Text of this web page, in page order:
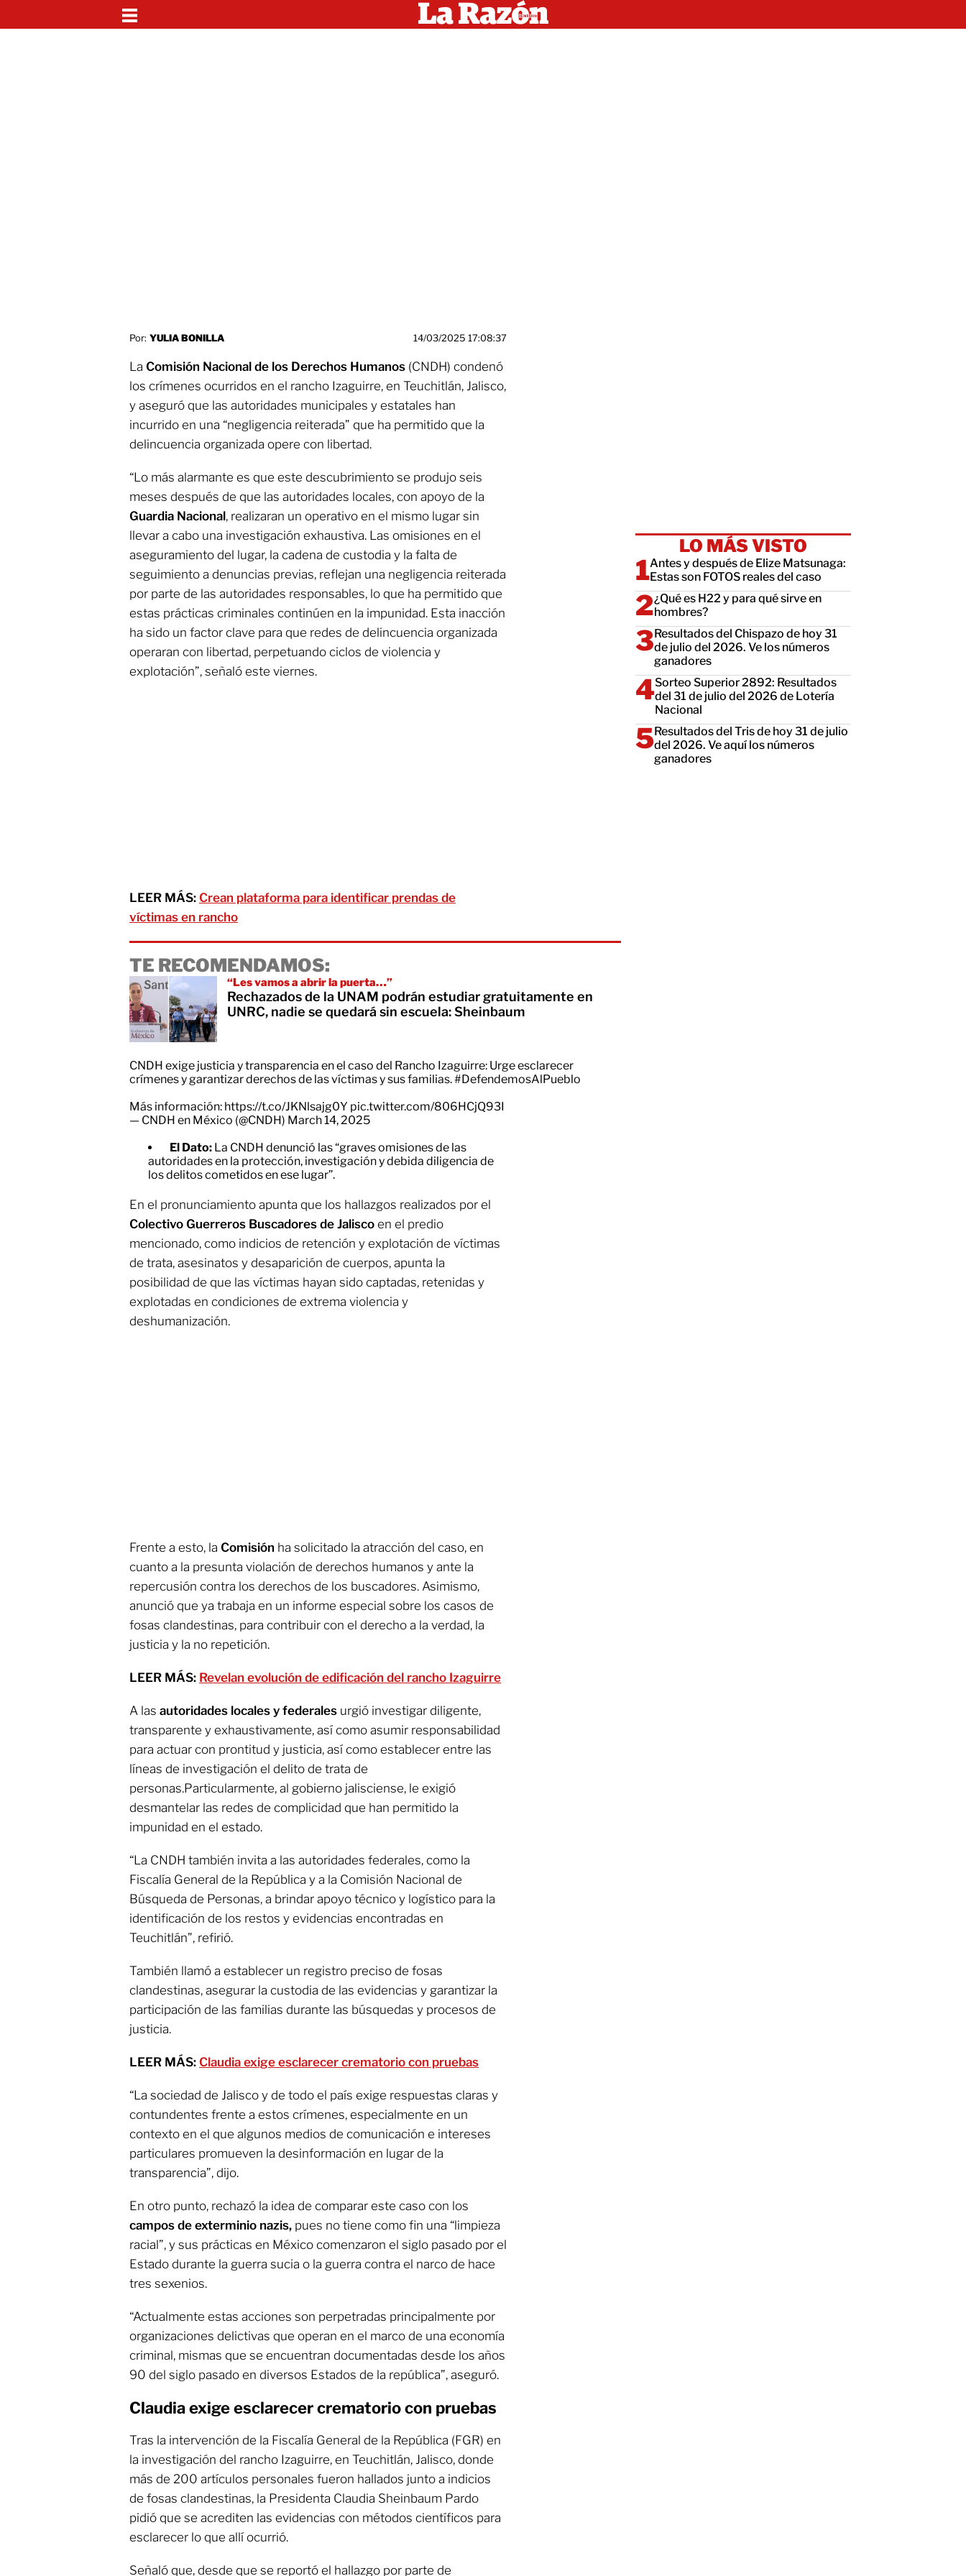
Por: YULIA BONILLA 14/03/2025 17:08:37
La Comisión Nacional de los Derechos Humanos (CNDH) condenó
los crímenes ocurridos en el rancho Izaguirre, en Teuchitlán, Jalisco,
y aseguró que las autoridades municipales y estatales han
incurrido en una “negligencia reiterada” que ha permitido que la
delincuencia organizada opere con libertad.
“Lo más alarmante es que este descubrimiento se produjo seis
meses después de que las autoridades locales, con apoyo de la
Guardia Nacional, realizaran un operativo en el mismo lugar sin
llevar a cabo una investigación exhaustiva. Las omisiones en el
aseguramiento del lugar, la cadena de custodia y la falta de
seguimiento a denuncias previas, reflejan una negligencia reiterada
por parte de las autoridades responsables, lo que ha permitido que
estas prácticas criminales continúen en la impunidad. Esta inacción
ha sido un factor clave para que redes de delincuencia organizada
operaran con libertad, perpetuando ciclos de violencia y
explotación”, señaló este viernes.
LEER MÁS: Crean plataforma para identificar prendas de
víctimas en rancho
TE RECOMENDAMOS:
“Les vamos a abrir la puerta…”
Rechazados de la UNAM podrán estudiar gratuitamente en
UNRC, nadie se quedará sin escuela: Sheinbaum
CNDH exige justicia y transparencia en el caso del Rancho Izaguirre: Urge esclarecer
crímenes y garantizar derechos de las víctimas y sus familias.#DefendemosAlPueblo
Más información: https://t.co/JKNlsajg0Y pic.twitter.com/806HCjQ93I
— CNDH en México (@CNDH) March 14, 2025
El Dato: La CNDH denunció las “graves omisiones de las
autoridades en la protección, investigación y debida diligencia de
los delitos cometidos en ese lugar”.
En el pronunciamiento apunta que los hallazgos realizados por el
Colectivo Guerreros Buscadores de Jalisco en el predio
mencionado, como indicios de retención y explotación de víctimas
de trata, asesinatos y desaparición de cuerpos, apunta la
posibilidad de que las víctimas hayan sido captadas, retenidas y
explotadas en condiciones de extrema violencia y
deshumanización.
Frente a esto, la Comisión ha solicitado la atracción del caso, en
cuanto a la presunta violación de derechos humanos y ante la
repercusión contra los derechos de los buscadores. Asimismo,
anunció que ya trabaja en un informe especial sobre los casos de
fosas clandestinas, para contribuir con el derecho a la verdad, la
justicia y la no repetición.
LEER MÁS: Revelan evolución de edificación del rancho Izaguirre
A las autoridades locales y federales urgió investigar diligente,
transparente y exhaustivamente, así como asumir responsabilidad
para actuar con prontitud y justicia, así como establecer entre las
líneas de investigación el delito de trata de
personas.Particularmente, al gobierno jalisciense, le exigió
desmantelar las redes de complicidad que han permitido la
impunidad en el estado.
“La CNDH también invita a las autoridades federales, como la
Fiscalía General de la República y a la Comisión Nacional de
Búsqueda de Personas, a brindar apoyo técnico y logístico para la
identificación de los restos y evidencias encontradas en
Teuchitlán”, refirió.
También llamó a establecer un registro preciso de fosas
clandestinas, asegurar la custodia de las evidencias y garantizar la
participación de las familias durante las búsquedas y procesos de
justicia.
LEER MÁS: Claudia exige esclarecer crematorio con pruebas
“La sociedad de Jalisco y de todo el país exige respuestas claras y
contundentes frente a estos crímenes, especialmente en un
contexto en el que algunos medios de comunicación e intereses
particulares promueven la desinformación en lugar de la
transparencia”, dijo.
En otro punto, rechazó la idea de comparar este caso con los
campos de exterminio nazis, pues no tiene como fin una “limpieza
racial”, y sus prácticas en México comenzaron el siglo pasado por el
Estado durante la guerra sucia o la guerra contra el narco de hace
tres sexenios.
“Actualmente estas acciones son perpetradas principalmente por
organizaciones delictivas que operan en el marco de una economía
criminal, mismas que se encuentran documentadas desde los años
90 del siglo pasado en diversos Estados de la república”, aseguró.
Claudia exige esclarecer crematorio con pruebas
Tras la intervención de la Fiscalía General de la República (FGR) en
la investigación del rancho Izaguirre, en Teuchitlán, Jalisco, donde
más de 200 artículos personales fueron hallados junto a indicios
de fosas clandestinas, la Presidenta Claudia Sheinbaum Pardo
pidió que se acrediten las evidencias con métodos científicos para
esclarecer lo que allí ocurrió.
Señaló que, desde que se reportó el hallazgo por parte de
LO MÁS VISTO
Antes y después de Elize Matsunaga:
Estas son FOTOS reales del caso
¿Qué es H22 y para qué sirve en
hombres?
Resultados del Chispazo de hoy 31
de julio del 2026. Ve los números
ganadores
Sorteo Superior 2892: Resultados
del 31 de julio del 2026 de Lotería
Nacional
Resultados del Tris de hoy 31 de julio
del 2026. Ve aquí los números
ganadores